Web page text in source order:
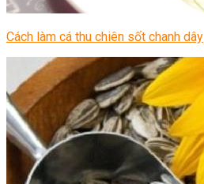
Cách làm cá thu chiên sốt chanh dây